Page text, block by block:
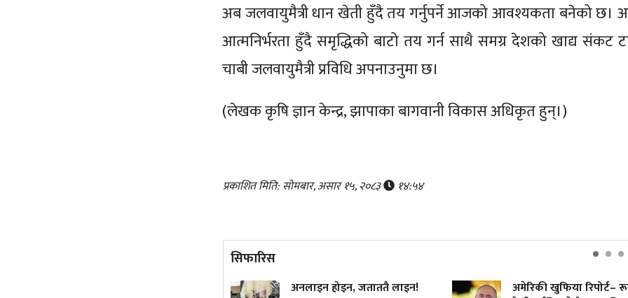
अब जलवायुमैत्री धान खेती हुँदै तय गर्नुपर्ने आजको आवश्यकता बनेको छ।
आत्मनिर्भरता हुँदै समृद्धिको बाटो तय गर्न साथै समग्र देशको खाद्य संकट
चाबी जलवायुमैत्री प्रविधि अपनाउनुमा छ।
(लेखक कृषि ज्ञान केन्द्र, झापाका बागवानी विकास अधिकृत हुन्।)
प्रकाशित मिति: सोमबार, असार १५, २०८३ १४:५४
सिफारिस
अनलाइन होइन, जताततै लाइन!
अमेरिकी खुफिया रिपोर्ट– रूसले